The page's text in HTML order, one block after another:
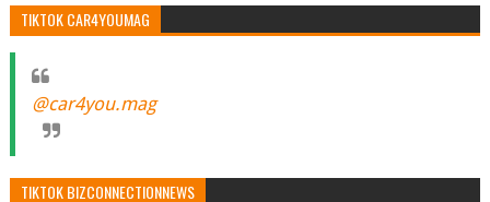
TIKTOK CAR4YOUMAG
@car4you.mag
TIKTOK BIZCONNECTIONNEWS